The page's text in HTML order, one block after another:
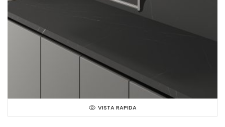
VISTA RAPIDA